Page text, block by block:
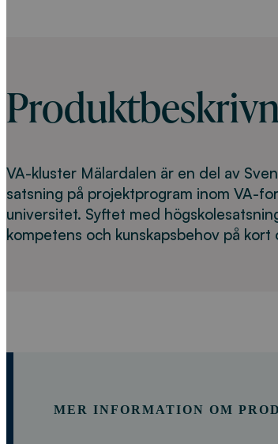
VA-kluster Mälardalen är en del av
satsning på projektprogram inom VA-
universitet. Syftet med
kompetens och kunskapsbehov på kort
MER INFORMATION OM